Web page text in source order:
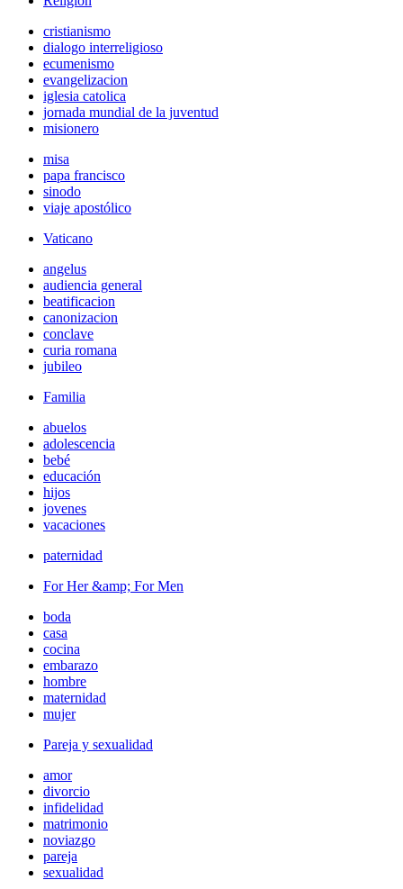
cristianismo
dialogo interreligioso
ecumenismo
evangelizacion
iglesia catolica
jornada mundial de la juventud
misionero
misa
papa francisco
sinodo
viaje apostólico
Vaticano
angelus
audiencia general
beatificacion
canonizacion
conclave
curia romana
jubileo
Familia
abuelos
adolescencia
bebé
educación
hijos
jovenes
vacaciones
paternidad
For Her &amp; For Men
boda
casa
cocina
embarazo
hombre
maternidad
mujer
Pareja y sexualidad
amor
divorcio
infidelidad
matrimonio
noviazgo
pareja
sexualidad